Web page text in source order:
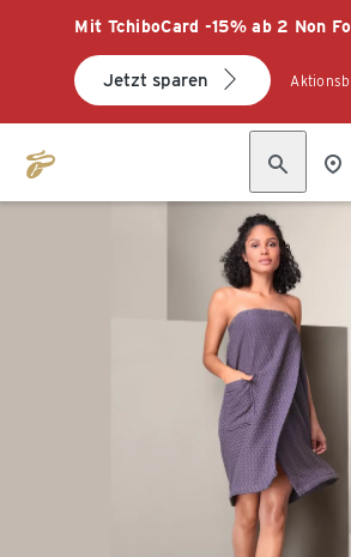
Mit TchiboCard -15% ab 2 Non
Jetzt sparen